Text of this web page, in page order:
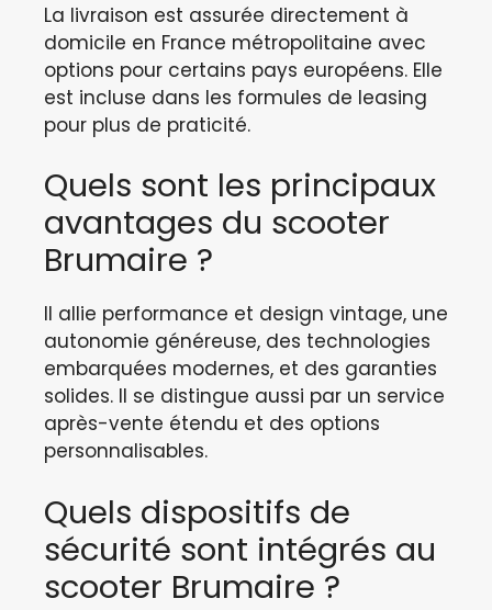
La livraison est assurée directement à
domicile en France métropolitaine avec
options pour certains pays européens. Elle
est incluse dans les formules de leasing
pour plus de praticité.
Quels sont les principaux
avantages du scooter
Brumaire ?
Il allie performance et design vintage, une
autonomie généreuse, des technologies
embarquées modernes, et des garanties
solides. Il se distingue aussi par un service
après-vente étendu et des options
personnalisables.
Quels dispositifs de
sécurité sont intégrés au
scooter Brumaire ?